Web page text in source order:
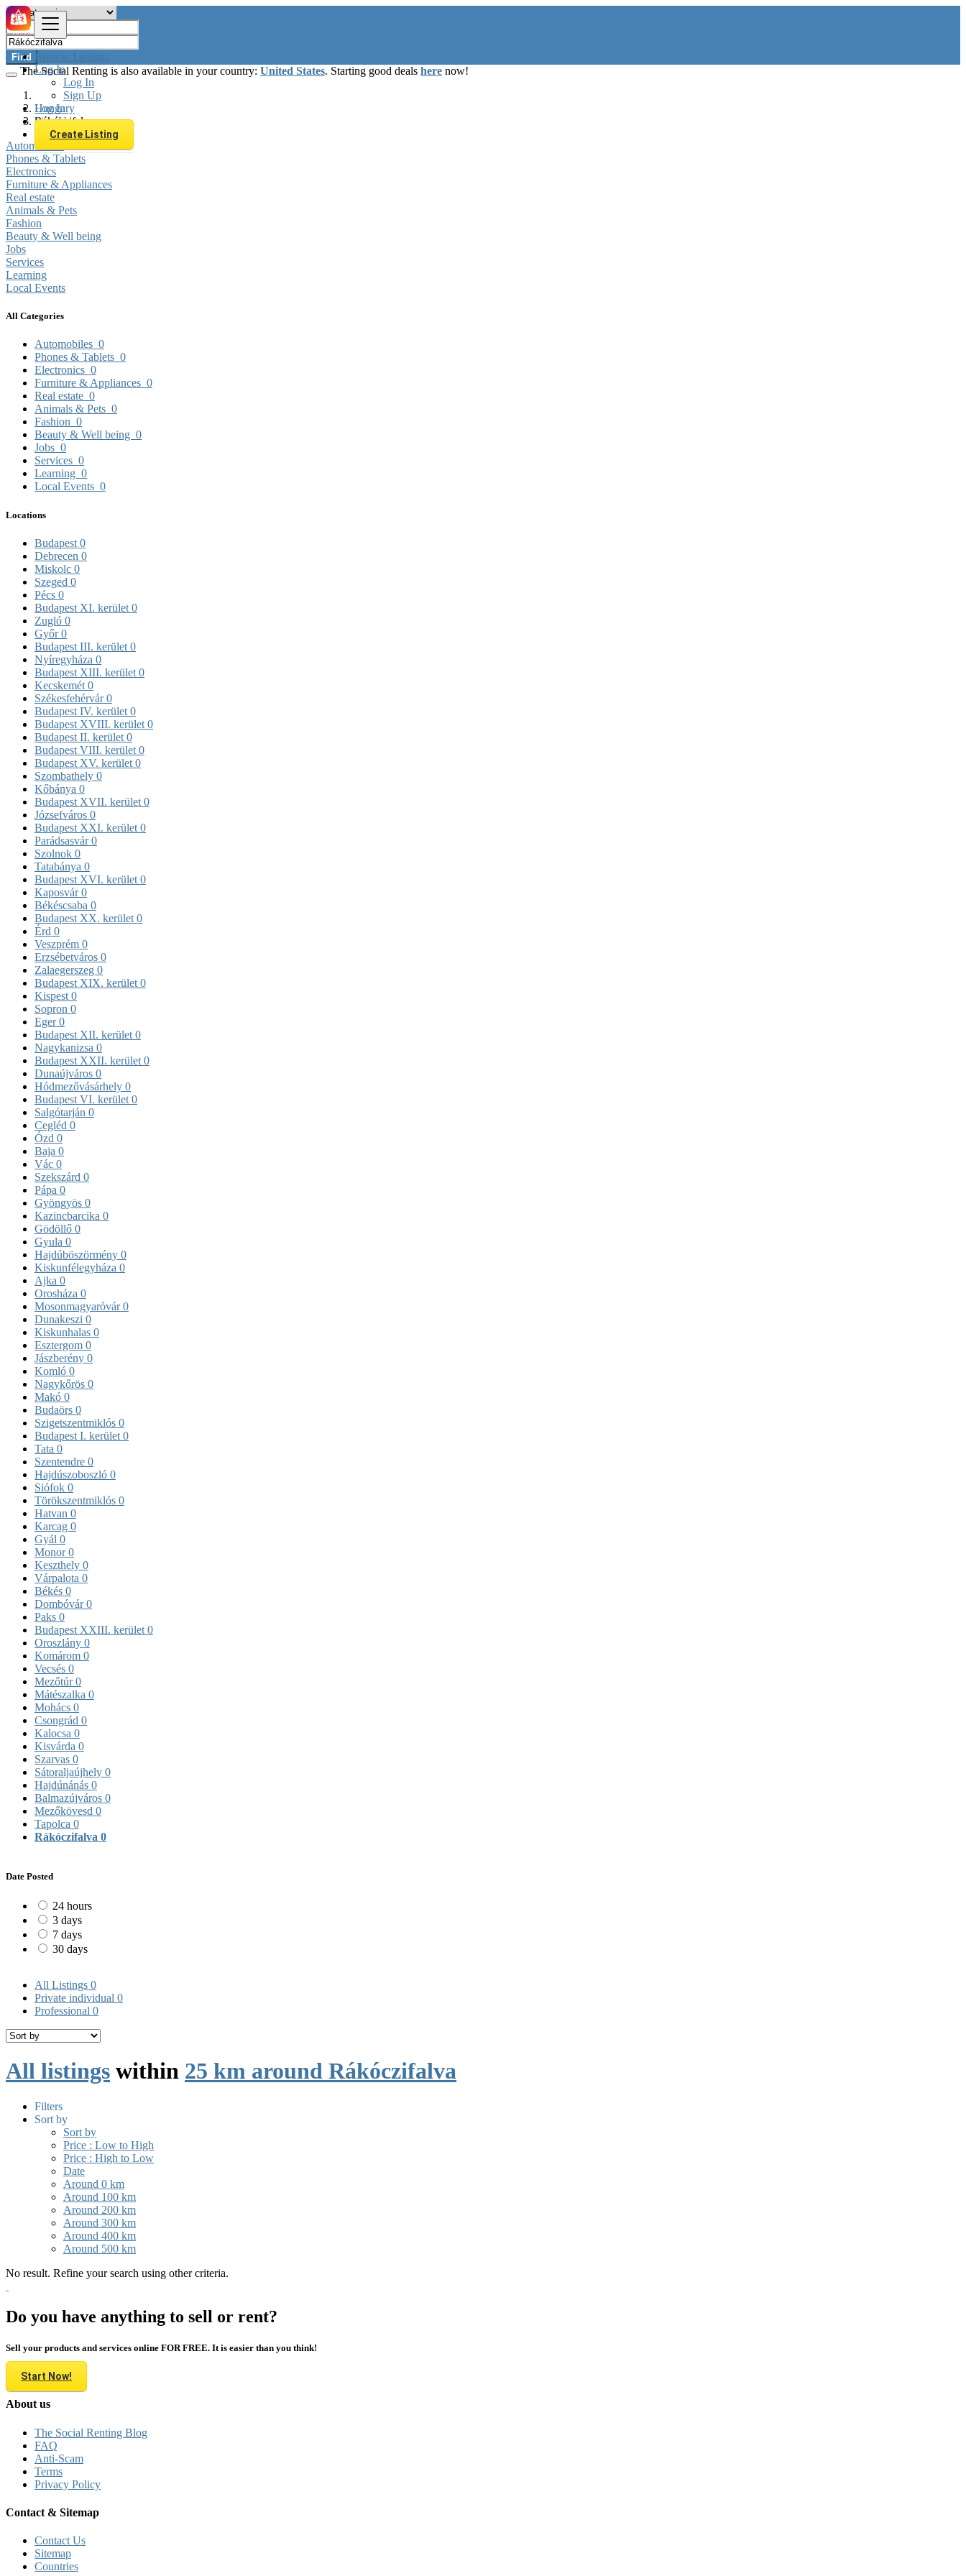
Browse Listings
Log In
Log In
Sign Up
Log In
Sign Up
Create Listing
Find
The Social Renting is also available in your country: United States. Starting good deals here now!
Hungary
Rákóczifalva
Automobiles
Phones & Tablets
Electronics
Furniture & Appliances
Real estate
Animals & Pets
Fashion
Beauty & Well being
Jobs
Services
Learning
Local Events
All Categories
Automobiles 0
Phones & Tablets 0
Electronics 0
Furniture & Appliances 0
Real estate 0
Animals & Pets 0
Fashion 0
Beauty & Well being 0
Jobs 0
Services 0
Learning 0
Local Events 0
Locations
Budapest 0
Debrecen 0
Miskolc 0
Szeged 0
Pécs 0
Budapest XI. kerület 0
Zugló 0
Győr0
Budapest III. kerület 0
Nyíregyháza 0
Budapest XIII. kerület 0
Kecskemét 0
Székesfehérvár0
Budapest IV. kerület 0
Budapest XVIII. kerület 0
Budapest II. kerület 0
Budapest VIII. kerület 0
Budapest XV. kerület 0
Szombathely 0
Kőbánya 0
Budapest XVII. kerület 0
Józsefváros 0
Budapest XXI. kerület 0
Parádsasvár0
Szolnok 0
Tatabánya 0
Budapest XVI. kerület 0
Kaposvár0
Békéscsaba 0
Budapest XX. kerület 0
Érd 0
Veszprém 0
Erzsébetváros 0
Zalaegerszeg 0
Budapest XIX. kerület 0
Kispest 0
Sopron 0
Eger0
Budapest XII. kerület 0
Nagykanizsa 0
Budapest XXII. kerület 0
Dunaújváros 0
Hódmezővásárhely 0
Budapest VI. kerület 0
Salgótarján 0
Cegléd 0
Ózd 0
Baja 0
Vác 0
Szekszárd 0
Pápa 0
Gyöngyös 0
Kazincbarcika 0
Gödöllő 0
Gyula 0
Hajdúböszörmény 0
Kiskunfélegyháza 0
Ajka 0
Orosháza 0
Mosonmagyaróvár0
Dunakeszi 0
Kiskunhalas 0
Esztergom 0
Jászberény 0
Komló 0
Nagykőrös 0
Makó 0
Budaörs 0
Szigetszentmiklós 0
Budapest I. kerület 0
Tata 0
Szentendre 0
Hajdúszoboszló 0
Siófok 0
Törökszentmiklós 0
Hatvan 0
Karcag 0
Gyál 0
Monor0
Keszthely 0
Várpalota 0
Békés 0
Dombóvár0
Paks 0
Budapest XXIII. kerület 0
Oroszlány 0
Komárom 0
Vecsés 0
Mezőtúr0
Mátészalka 0
Mohács 0
Csongrád 0
Kalocsa 0
Kisvárda 0
Szarvas 0
Sátoraljaújhely 0
Hajdúnánás 0
Balmazújváros 0
Mezőkövesd 0
Tapolca 0
Rákóczifalva 0
Date Posted
24 hours
3 days
7 days
30 days
All Listings 0
Private individual 0
Professional 0
All listings within 25 km around Rákóczifalva
Filters
Sort by
Sort by
Price : Low to High
Price : High to Low
Date
Around 0 km
Around 100 km
Around 200 km
Around 300 km
Around 400 km
Around 500 km
No result. Refine your search using other criteria.
Do you have anything to sell or rent?
Sell your products and services online FOR FREE. It is easier than you think!
Start Now!
About us
The Social Renting Blog
FAQ
Anti-Scam
Terms
Privacy Policy
Contact & Sitemap
Contact Us
Sitemap
Countries